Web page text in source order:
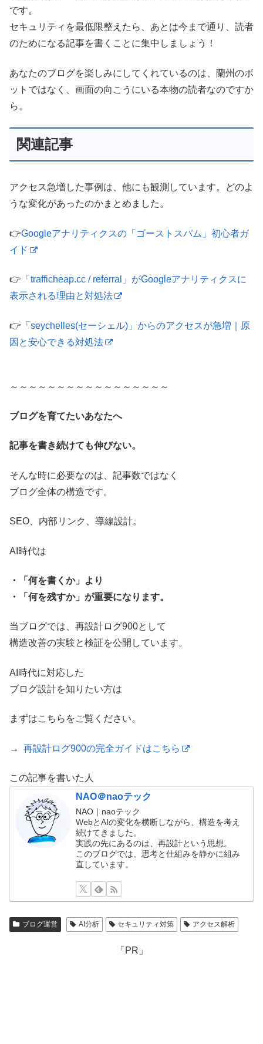
です。
セキュリティを最低限整えたら、あとは今まで通り、読者
のためになる記事を書くことに集中しましょう！
あなたのブログを楽しみにしてくれているのは、蘭州のボ
ットではなく、画面の向こうにいる本物の読者なのですか
ら。
関連記事
アクセス急増した事例は、他にも観測しています。どのよ
うな変化があったのかまとめました。
👉Googleアナリティクスの「ゴーストスパム」初心者ガ
イド
👉 「trafficheap.cc / referral」がGoogleアナリティクスに
表示される理由と対処法
👉 「seychelles(セーシェル)」からのアクセスが急増｜原
因と安心できる対処法
～～～～～～～～～～～～～～～～～
ブログを育てたいあなたへ
記事を書き続けても伸びない。
そんな時に必要なのは、記事数ではなく
ブログ全体の構造です。
SEO、内部リンク、導線設計。
AI時代は
・「何を書くか」より
・「何を残すか」が重要になります。
当ブログでは、再設計ログ900として
構造改善の実験と検証を公開しています。
AI時代に対応した
ブログ設計を知りたい方は
まずはこちらをご覧ください。
→ 再設計ログ900の完全ガイドはこちら
この記事を書いた人
NAO＠naoテック
NAO｜naoテック
WebとAIの変化を横断しながら、構造を考え
続けてきました。
実践の先にあるのは、再設計という思想。
このブログでは、思考と仕組みを静かに組み
直しています。
ブログ運営 AI分析 セキュリティ対策 アクセス解析
「PR」